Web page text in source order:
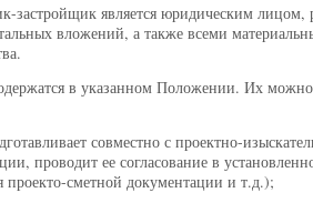
застройщик является юридическим лицом,
вложений, а также всеми
в указанном Положении. Их
совместно с проектно-
проводит ее согласование в
проекто-сметной документации и т.д.);